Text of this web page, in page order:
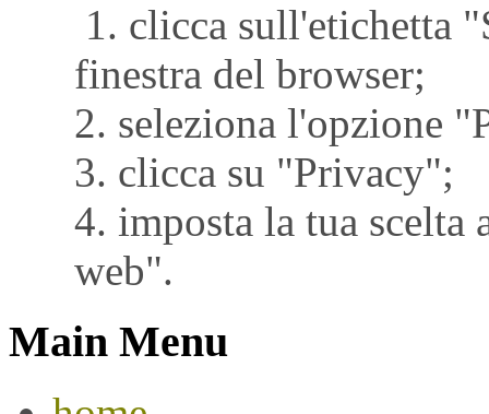
1. clicca sull'etichetta
finestra del browser;
2. seleziona l'opzione
3. clicca su "Privacy";
4. imposta la tua
web".
Main Menu